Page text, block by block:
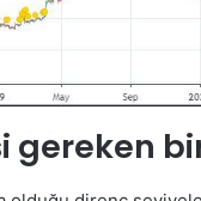
gereken